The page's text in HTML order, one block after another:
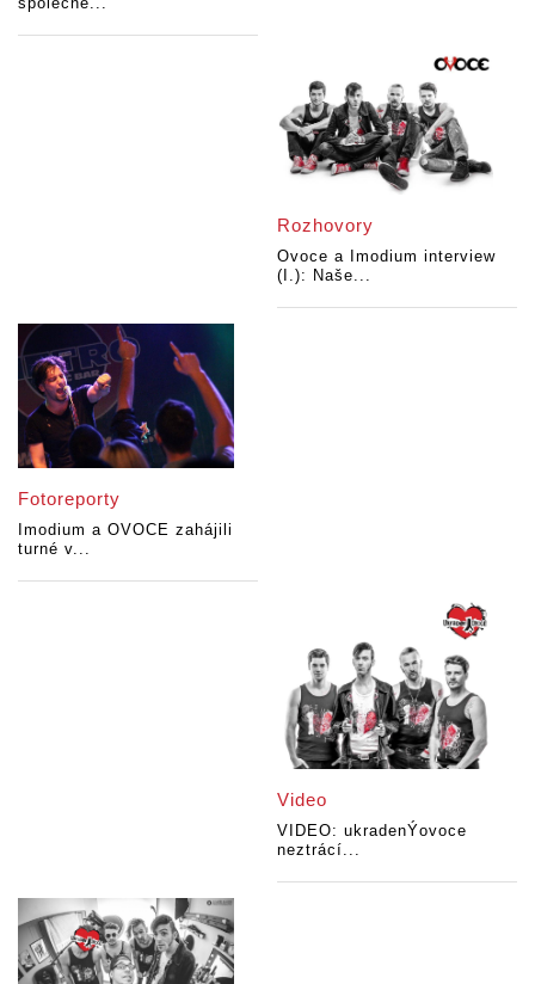
Rozhovory
Ovoce a Imodium interview
(I.): Naše...
Fotoreporty
Imodium a OVOCE zahájili
turné v...
Video
VIDEO: ukradenÝovoce
neztrácí...